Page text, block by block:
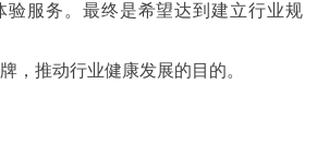
验服务。最终是希望达到建立行业规
，推动行业健康发展的目的。